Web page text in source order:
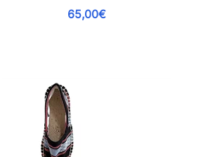
65,00€